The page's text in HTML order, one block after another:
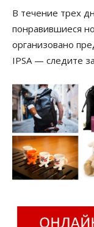
В течение трех
понравившиеся
организовано
IPSА — следите